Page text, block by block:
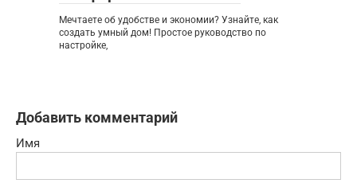
Мечтаете об удобстве и экономии? Узнайте, как
создать умный дом! Простое руководство по
настройке,
Добавить комментарий
Имя